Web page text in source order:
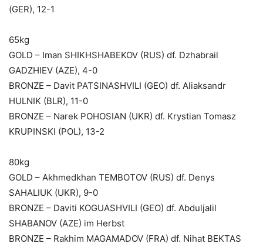
(GER), 12-1
65kg
GOLD – Iman SHIKHSHABEKOV (RUS) df. Dzhabrail
GADZHIEV (AZE), 4-0
BRONZE – Davit PATSINASHVILI (GEO) df. Aliaksandr
HULNIK (BLR), 11-0
BRONZE – Narek POHOSIAN (UKR) df. Krystian Tomasz
KRUPINSKI (POL), 13-2
80kg
GOLD – Akhmedkhan TEMBOTOV (RUS) df. Denys
SAHALIUK (UKR), 9-0
BRONZE – Daviti KOGUASHVILI (GEO) df. Abduljalil
SHABANOV (AZE) im Herbst
BRONZE – Rakhim MAGAMADOV (FRA) df. Nihat BEKTAS